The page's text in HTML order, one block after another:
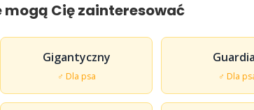
Cię zainteresować
Gigantyczny
♂ Dla psa ♂ Dla